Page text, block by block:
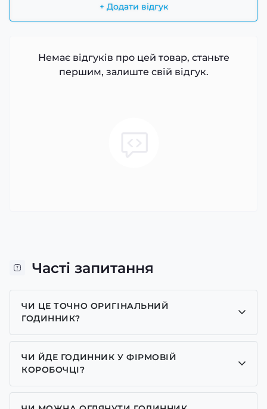
+ Додати відгук
Немає відгуків про цей товар, станьте
першим, залиште свій відгук.
Часті запитання
ЧИ ЦЕ ТОЧНО ОРИГІНАЛЬНИЙ
ГОДИННИК?
Так, усі годинники у нас лише оригінальні, ми є
представником багатьох брендів.
ЧИ ЙДЕ ГОДИННИК У ФІРМОВІЙ
КОРОБОЧЦІ?
Для годинників бренду Casio, Pagani Design,
GUARDO та GOODYEAR додаємо фірмові